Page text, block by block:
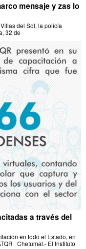
mensaje y zas lo
del Sol, la policía
32 de
a través del
en todo el Estado, en
Chetumal.- El Instituto